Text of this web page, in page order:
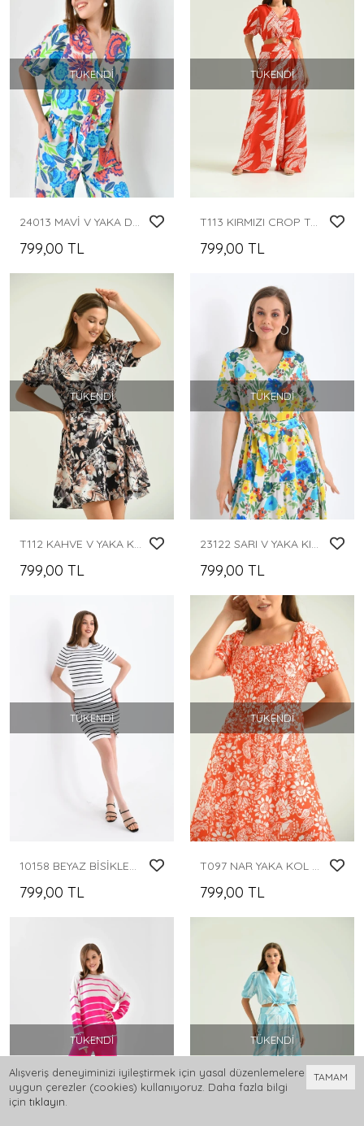
TÜKENDI
24013 MAVİ V YAKA DÜĞMELİ BELDEN BAĞLAMALI DESENLİ PANTOLONLU TAKIM
799,00 TL
TÜKENDI
T113 KIRMIZI CROP TARZI BELDEN BAĞLAMALI DESENLİ PANTOLONLU TAKIM
799,00 TL
TÜKENDI
T112 KAHVE V YAKA KISA BALON KOL BEL KEMERLİ DİZ ALTI ELBİSE
799,00 TL
TÜKENDI
23122 SARI V YAKA KISA KOLLU ÇİÇEK DESENLİ UZUN BOY YIRTMAÇSIZ ELBİSE
799,00 TL
TÜKENDI
10158 BEYAZ BİSİKLET YAKA KISA KOLLU ÇİZGİLİ MİNİ ETEKLİ TRİKO TAKIM
799,00 TL
TÜKENDI
T097 NAR YAKA KOL VE BEL LASTİK BÜZGÜLÜ KISA KOLLU KARE YAKA UZUN ELBİSE
799,00 TL
TÜKENDI TÜKENDI
TAMAM
Alışveriş deneyiminizi iyileştirmek için yasal düzenlemelere
uygun çerezler (cookies) kullanıyoruz. Daha fazla bilgi
için tıklayın